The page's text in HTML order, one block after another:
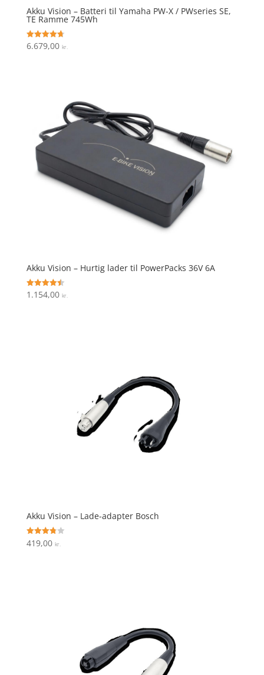
Akku Vision – Batteri til Yamaha PW-X / PWseries SE,
TE Ramme 745Wh
Vurderet
4.7
6.679,00 kr.
Akku Vision – Hurtig lader til PowerPacks 36V 6A
Vurderet
4.5
1.154,00 kr.
Akku Vision – Lade-adapter Bosch
Vurderet
3.8
419,00 kr.